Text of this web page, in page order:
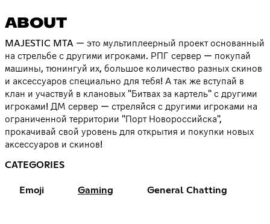
ABOUT
MAJESTIC MTA — это мультиплеерный проект основанный
на стрельбе с другими игроками. РПГ сервер — покупай
машины, тюнингуй их, большое количество разных скинов
и аксессуаров специально для тебя! А так же вступай в
клан и участвуй в клановых "Битвах за картель" с другими
игроками! ДМ сервер — стреляйся с другими игроками на
ограниченной территории "Порт Новороссийска",
прокачивай свой уровень для открытия и покупки новых
аксессуаров и скинов!
CATEGORIES
Emoji Gaming General Chatting